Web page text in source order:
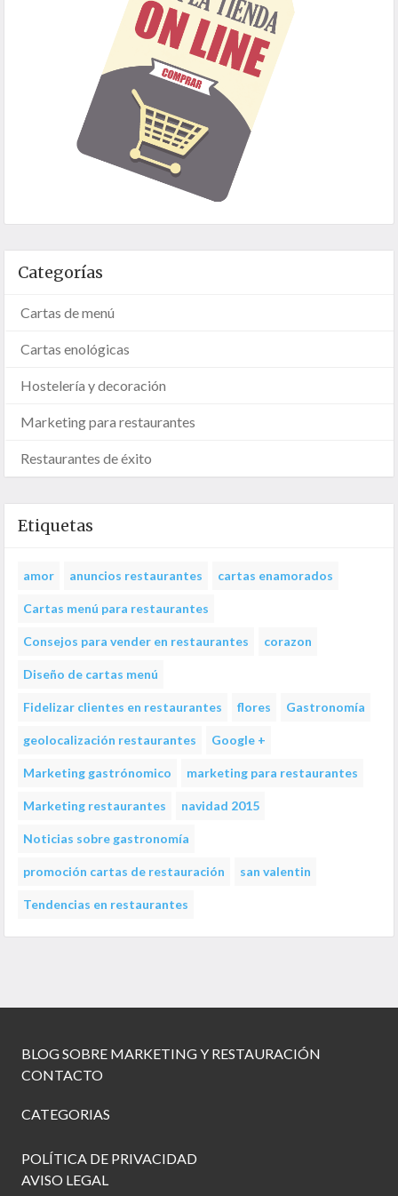
Categorías
Cartas de menú
Cartas enológicas
Hostelería y decoración
Marketing para restaurantes
Restaurantes de éxito
Etiquetas
amor anuncios restaurantes cartas enamorados
Cartas menú para restaurantes
Consejos para vender en restaurantes corazon
Diseño de cartas menú
Fidelizar clientes en restaurantes flores Gastronomía
geolocalización restaurantes Google +
Marketing gastrónomico marketing para restaurantes
Marketing restaurantes navidad 2015
Noticias sobre gastronomía
promoción cartas de restauración san valentin
Tendencias en restaurantes
BLOG SOBRE MARKETING Y RESTAURACIÓN
CONTACTO
CATEGORIAS
POLÍTICA DE PRIVACIDAD
AVISO LEGAL